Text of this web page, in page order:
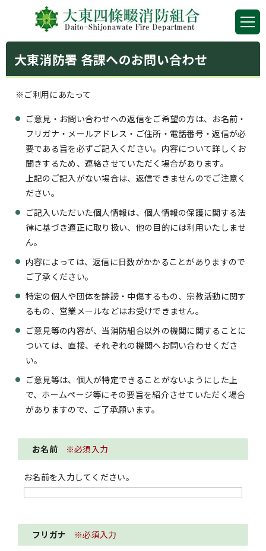
大東消防署 各課へのお問い合わせ
※ご利用にあたって
ご意見・お問い合わせへの返信をご希望の方は、お名前・
フリガナ・メールアドレス・ご住所・電話番号・返信が必
要である旨を必ずご記入ください。内容について詳しくお
聞きするため、連絡させていただく場合があります。
上記のご記入がない場合は、返信できませんのでご注意く
ださい。
ご記入いただいた個人情報は、個人情報の保護に関する法
律に基づき適正に取り扱い、他の目的には利用いたしませ
ん。
内容によっては、返信に日数がかかることがありますので
ご了承ください。
特定の個人や団体を誹謗・中傷するもの、宗教活動に関す
るもの、営業メールなどはお受けできません。
ご意見等の内容が、当消防組合以外の機関に関することに
ついては、直接、それぞれの機関へお問い合わせくださ
い。
ご意見等は、個人が特定できることがないようにした上
で、ホームページ等にその要旨を紹介させていただく場合
がありますので、ご了承願います。
お名前 ※必須入力
お名前を入力してください。
フリガナ ※必須入力